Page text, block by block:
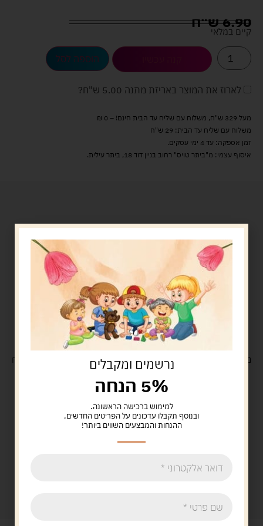
6.90ש"ח
קיים במלאי
הוספה לסל
לארוז את המוצר באריזת מתנה 5.00 ש"ח ?
מעל 329 ש"ח, משלוח עם שליח עד הבית חינם! – 0 ₪
משלוח עם שליח עד הבית: 29 ש"ח
זמן אספקה: עד 4 ימי עסקים.
איסוף עצמי: מ"ביתר טויס" רחוב בניין דוד 18, ביתר עילית.
משלוח בקנייה מעל 329 ש"ח משלוח עםנרשמים ומקבלים
5% הנחה
למימוש ברכישה הראשונה.
ובנוסף תקבלו עדכונים על הפריטים החדשים,
ההנחות והמבצעים השווים ביותר!